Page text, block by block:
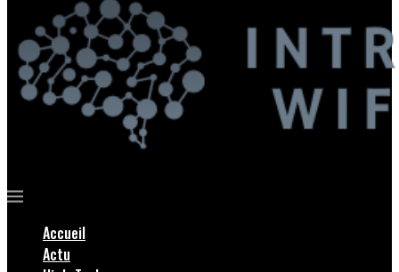
Accueil
Actu